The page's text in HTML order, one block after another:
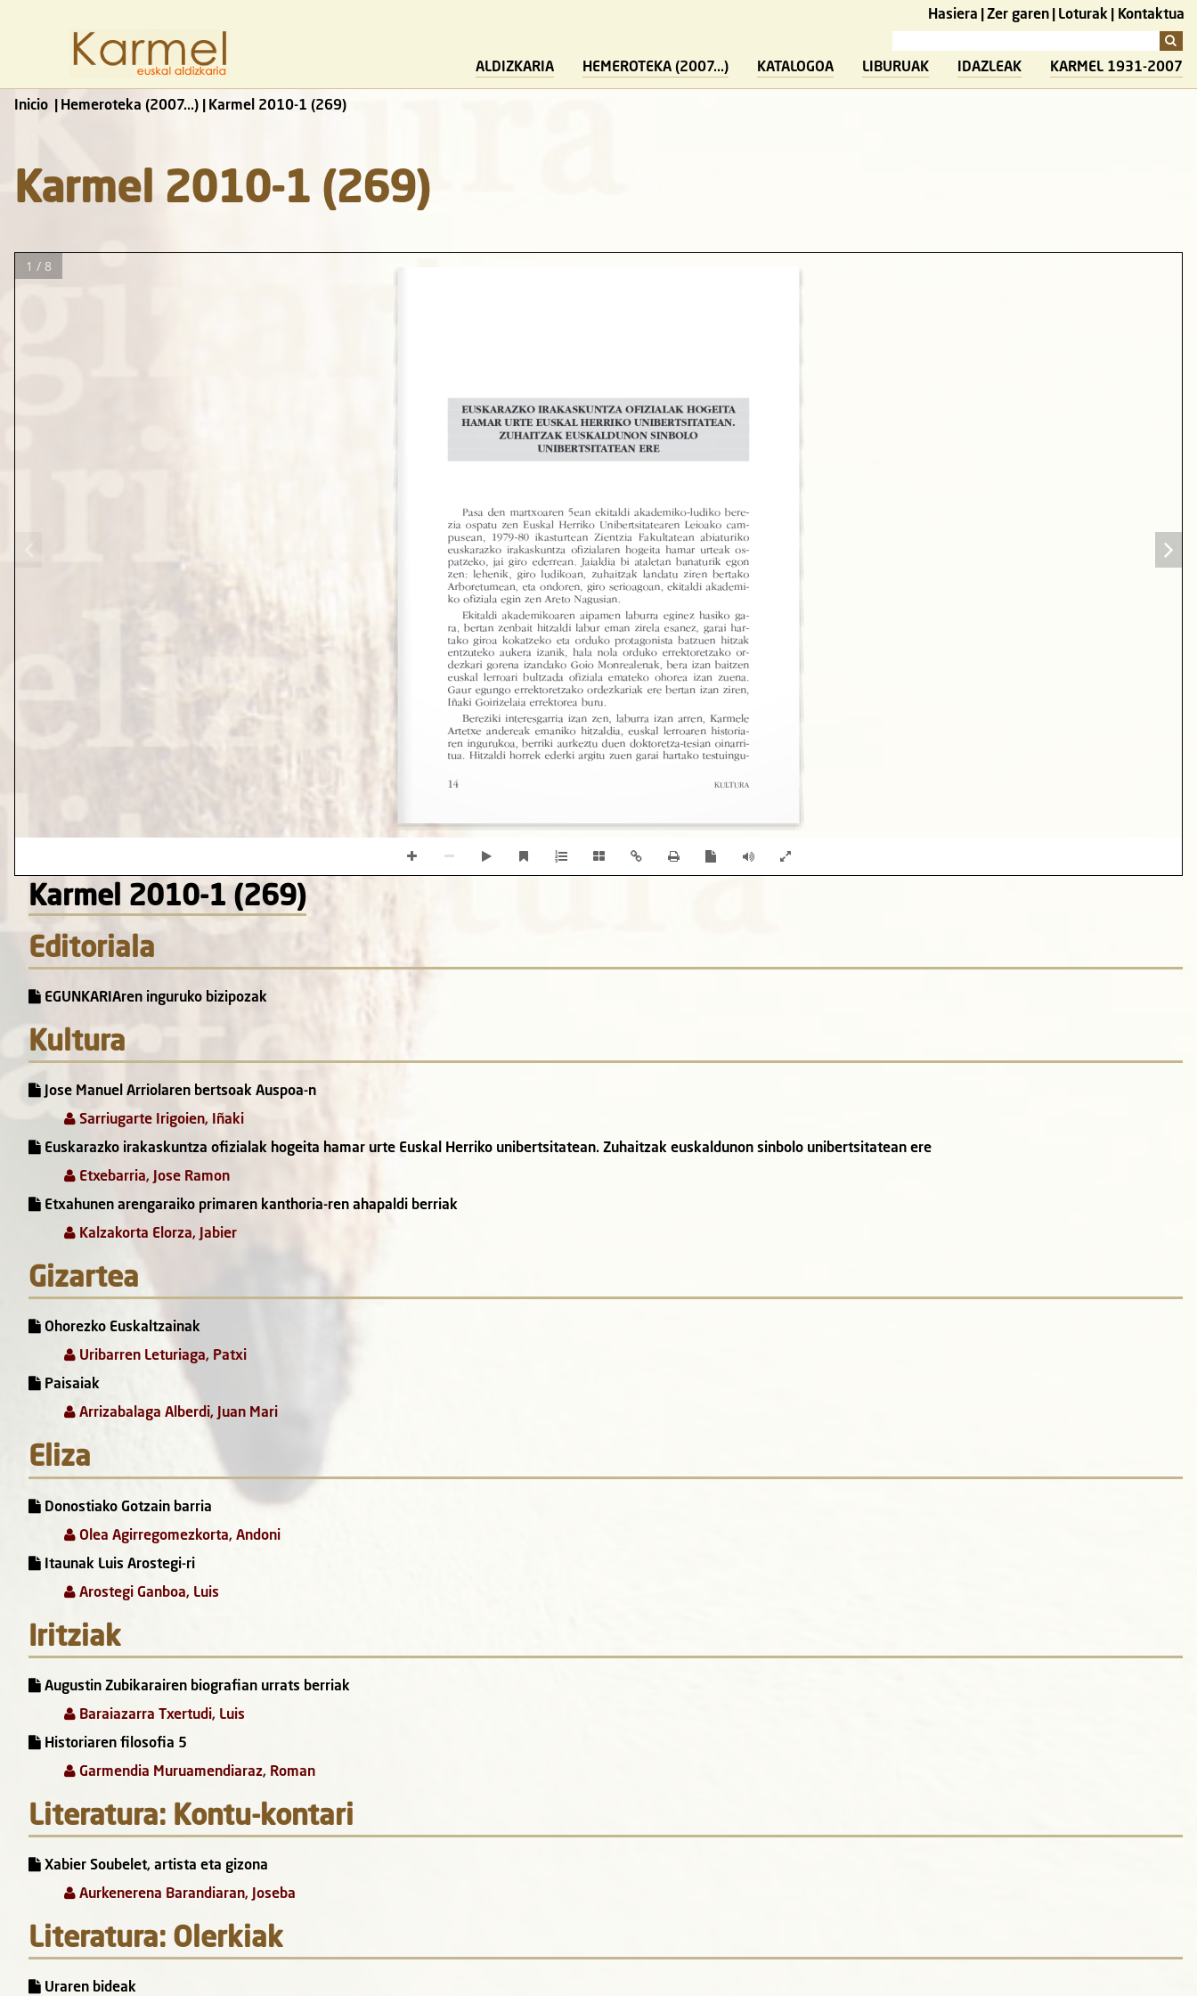
Hasiera Zer garen Loturak Kontaktua
ALDIZKARIA HEMEROTEKA (2007...) KATALOGOA LIBURUAK IDAZLEAK KARMEL 1931-2007
Inicio Hemeroteka (2007...) Karmel 2010-1 (269)
Karmel 2010-1 (269)
1 / 8
Karmel 2010-1 (269)
Editoriala
EGUNKARIAren inguruko bizipozak
Kultura
Jose Manuel Arriolaren bertsoak Auspoa-n
Sarriugarte Irigoien, Iñaki
Euskarazko irakaskuntza ofizialak hogeita hamar urte Euskal Herriko unibertsitatean. Zuhaitzak euskaldunon sinbolo unibertsitatean ere
Etxebarria, Jose Ramon
Etxahunen arengaraiko primaren kanthoria-ren ahapaldi berriak
Kalzakorta Elorza, Jabier
Gizartea
Ohorezko Euskaltzainak
Uribarren Leturiaga, Patxi
Paisaiak
Arrizabalaga Alberdi, Juan Mari
Eliza
Donostiako Gotzain barria
Olea Agirregomezkorta, Andoni
Itaunak Luis Arostegi-ri
Arostegi Ganboa, Luis
Iritziak
Augustin Zubikarairen biografian urrats berriak
Baraiazarra Txertudi, Luis
Historiaren filosofia 5
Garmendia Muruamendiaraz, Roman
Literatura: Kontu-kontari
Xabier Soubelet, artista eta gizona
Aurkenerena Barandiaran, Joseba
Literatura: Olerkiak
Uraren bideak